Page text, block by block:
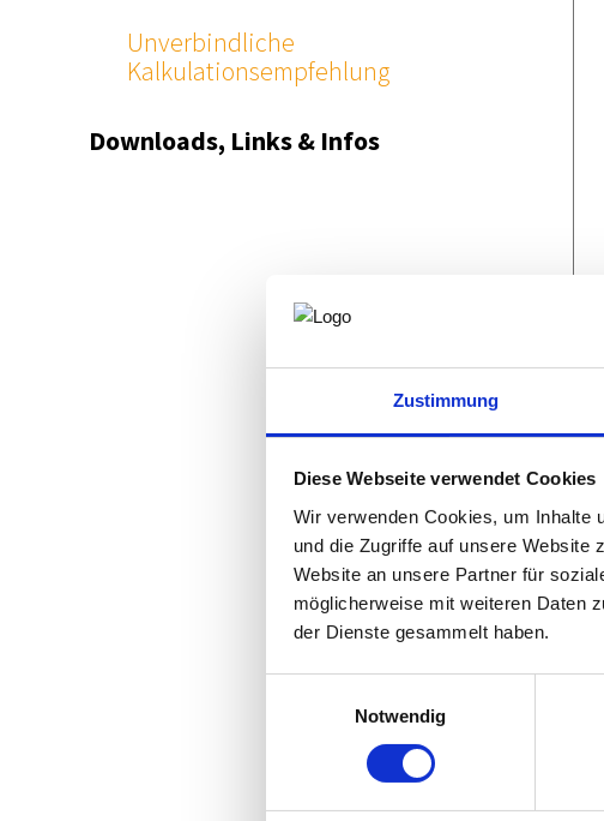
Zustimmung
Diese Webseite verwendet Cookies
Wir verwenden Cookies, um Inhalte
und die Zugriffe auf unsere Website
Website an unsere Partner für
möglicherweise mit weiteren Daten
der Dienste gesammelt haben.
Notwendig
Unverbindliche
Kalkulationsempfehlung
Downloads, Links & Infos